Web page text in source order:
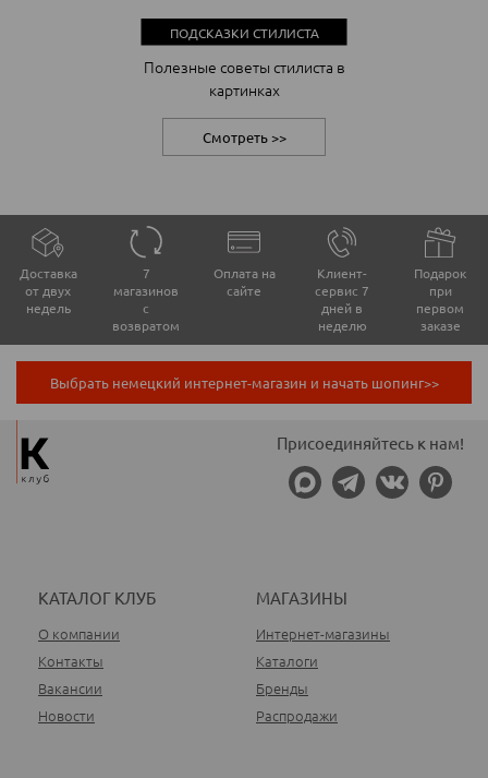
ПОДСКАЗКИ СТИЛИСТА
Полезные советы стилиста в
картинках
Смотреть >>
Доставка
от двух
недель
7
магазинов
с
возвратом
Оплата на
сайте
Клиент-
сервис 7
дней в
неделю
Подарок
при
первом
заказе
Выбрать немецкий интернет-магазин и начать шопинг>>
Присоединяйтесь к нам!
КАТАЛОГ КЛУБ
О компании
Контакты
Вакансии
Новости
МАГАЗИНЫ
Интернет-магазины
Каталоги
Бренды
Распродажи